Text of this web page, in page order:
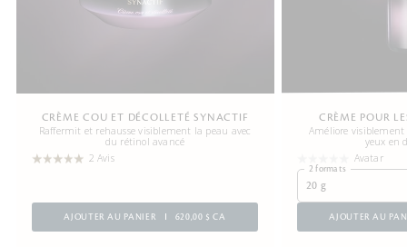
CRÈME COU ET DÉCOLLETÉ SYNACTIF
Raffermit et rehausse visiblement la peau avec
du rétinol avancé
2 Avis
AJOUTER AU PANIER 620,00 $ CA
CRÈME POUR
Améliore
yeux en
Avatar
2 formats
20 g
AJOUTER AU